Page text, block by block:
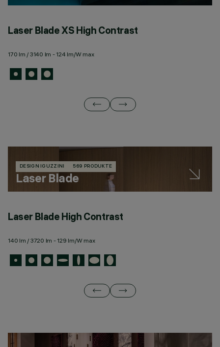
Laser Blade XS High Contrast
170 lm / 3140 lm - 124 lm/W max
DESIGN IGUZZINI 569 PRODUKTE
Laser Blade
Laser Blade High Contrast
140 lm / 3720 lm - 129 lm/W max